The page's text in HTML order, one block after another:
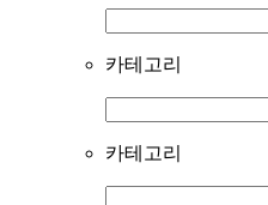
카테고리
카테고리